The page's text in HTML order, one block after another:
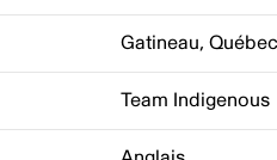
Gatineau,
Team Indigenous